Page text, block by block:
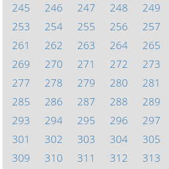
245
246 247 248 249
253
254 255 256 257
261
262 263 264 265
269
270 271 272 273
277
278 279 280 281
285
286 287 288 289
293
294 295 296 297
301
302 303 304 305
309
310 311 312 313